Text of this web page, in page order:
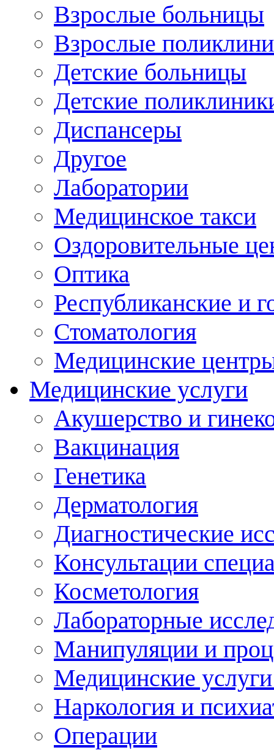
Взрослые больницы
Взрослые
Детские больницы
Детские
Диспансеры
Другое
Лаборатории
Медицинское такси
Оздоровительные
Оптика
Республиканские и
Стоматология
Медицинские
Медицинские услуги
Акушерство и
Вакцинация
Генетика
Дерматология
Диагностические
Консультации
Косметология
Лабораторные
Манипуляции и
Медицинские
Наркология и
Операции